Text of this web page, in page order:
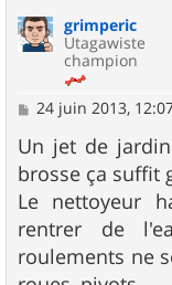
grimperic
Utagawiste
champion
M
s
s
a
g
e
24 juin 2013,
Un jet de
brosse ça suffit
Le nettoyeur
rentrer de
roulements ne